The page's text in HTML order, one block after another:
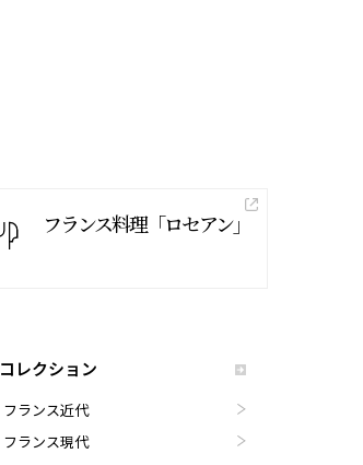
フランス料理「ロセアン」
コレクション
フランス近代
フランス現代